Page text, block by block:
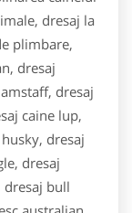
dresaj la
plimbare,
dresaj
dresaj
caine lup,
dresaj
dresaj
dresaj bull